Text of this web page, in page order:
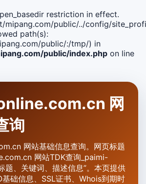
restriction in effect.
mipang.com/public/../config/
path(s):
public/:/tmp/) in
public/index.php on line
网
询
网站基础信息查询。网页标题
网站TDK查询_paimi-
题、关键词、描述信息”。本页提供
基础信息、SSL证书、Whois到期时